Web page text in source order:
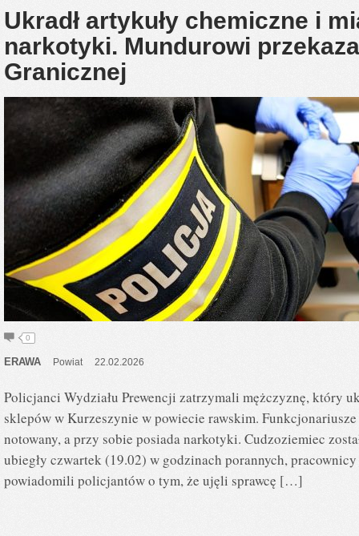
Ukradł artykuły chemiczne i
narkotyki. Mundurowi
Granicznej
0
ERAWA Powiat 22.02.2026
Policjanci Wydziału Prewencji zatrzymali mężczyznę, który
sklepów w Kurzeszynie w powiecie rawskim.
notowany, a przy sobie posiada narkotyki. Cudzoziemiec
ubiegły czwartek (19.02) w godzinach porannych,
powiadomili policjantów o tym, że ujęli sprawcę […]